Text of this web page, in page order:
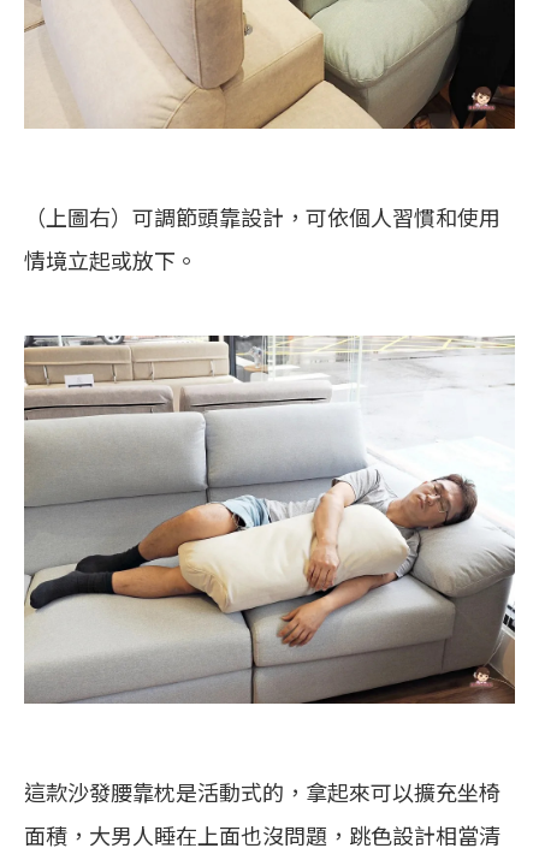
（上圖右）可調節頭靠設計，可依個人習慣和使用
情境立起或放下。
這款沙發腰靠枕是活動式的，拿起來可以擴充坐椅
面積，大男人睡在上面也沒問題，跳色設計相當清